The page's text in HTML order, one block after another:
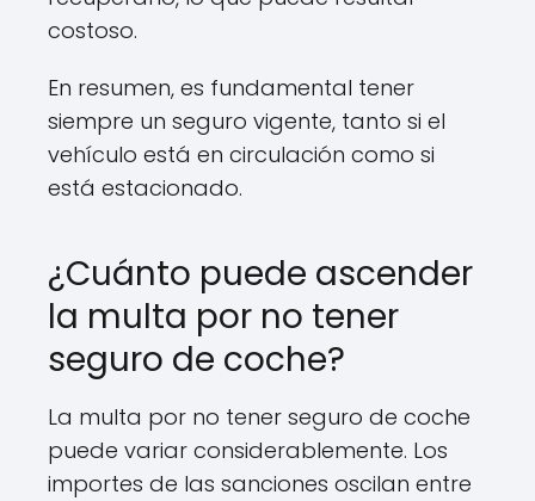
costoso.
En resumen, es fundamental tener
siempre un seguro vigente, tanto si el
vehículo está en circulación como si
está estacionado.
¿Cuánto puede ascender
la multa por no tener
seguro de coche?
La multa por no tener seguro de coche
puede variar considerablemente. Los
importes de las sanciones oscilan entre